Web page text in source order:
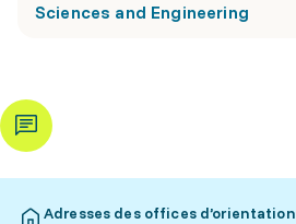
Sciences and Engineering
Adresses des offices d’orientation